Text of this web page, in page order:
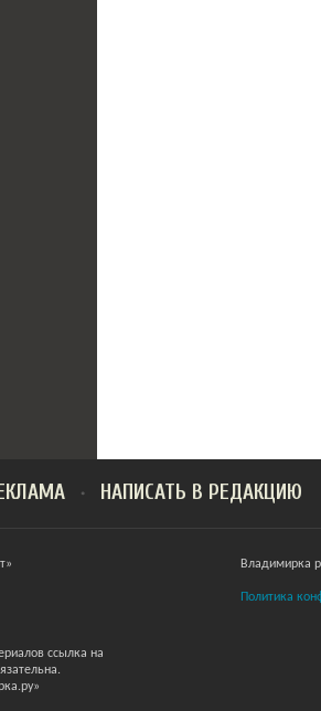
НАПИСАТЬ В РЕДАКЦИЮ
ссылка на
Владимирка
Политика